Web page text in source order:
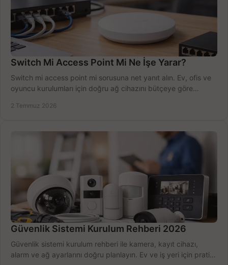
Switch Mi Access Point Mi Ne İşe Yarar?
Switch mi access point mi sorusuna net yanıt alın. Ev, ofis ve
oyuncu kurulumları için doğru ağ cihazını bütçeye göre
2 Temmuz 2026
Güvenlik Sistemi Kurulum Rehberi 2026
Güvenlik sistemi kurulum rehberi ile kamera, kayıt cihazı,
alarm ve ağ ayarlarını doğru planlayın. Ev ve iş yeri için pratik